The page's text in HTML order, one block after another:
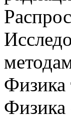
Физика
Физика